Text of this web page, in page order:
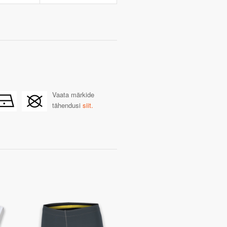
Vaata märkide
tähendusisiit.